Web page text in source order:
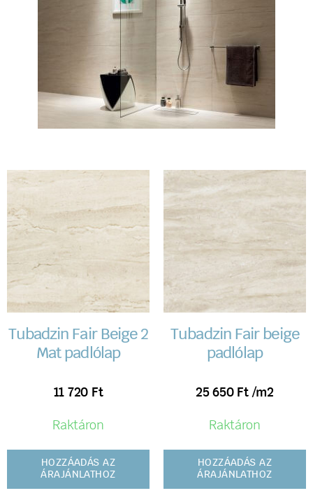
Tubadzin Fair Beige 2
Mat padlólap
11 720 Ft
Raktáron
HOZZÁADÁS AZ
ÁRAJÁNLATHOZ
Tubadzin Fair beige
padlólap
25 650 Ft /m2
Raktáron
HOZZÁADÁS AZ
ÁRAJÁNLATHOZ